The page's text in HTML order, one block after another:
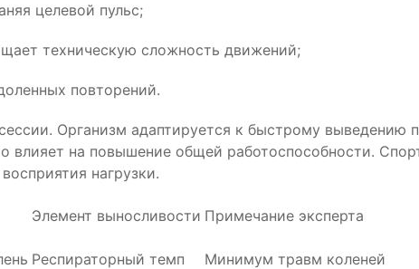
целевой пульс;
техническую сложность движений;
повторений.
Организм адаптируется к быстрому выведению
влияет на повышение общей работоспособности.
нагрузки.
Элемент выносливости Примечание эксперта
Респираторный темп Минимум травм коленей